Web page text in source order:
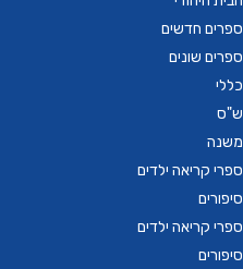
ספרים חדשים
ספרים שונים
כללי
ש"ס
משנה
ספרי קריאה ילדים
סיפורים
ספרי קריאה ילדים
סיפורים